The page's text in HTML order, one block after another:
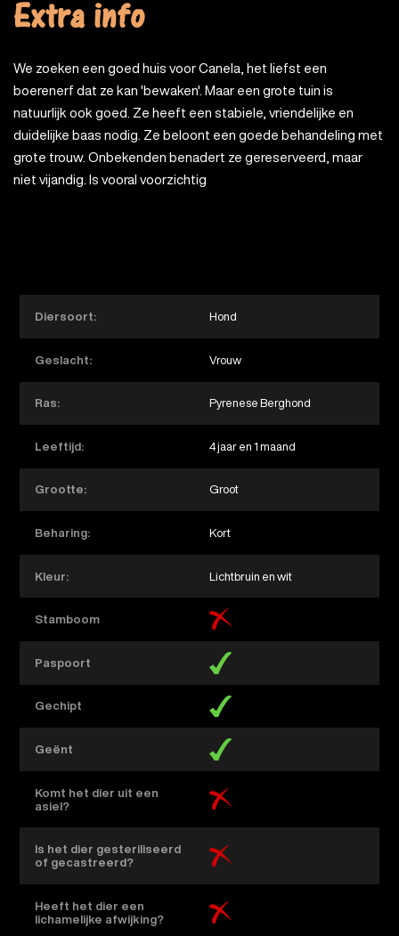
Extra info
We zoeken een goed huis voor Canela, het liefst een
boerenerf dat ze kan 'bewaken'. Maar een grote tuin is
natuurlijk ook goed. Ze heeft een stabiele, vriendelijke en
duidelijke baas nodig. Ze beloont een goede behandeling met
grote trouw. Onbekenden benadert ze gereserveerd, maar
niet vijandig. Is vooral voorzichtig
Diersoort: Hond
Geslacht: Vrouw
Ras: Pyrenese Berghond
Leeftijd: 4 jaar en 1 maand
Grootte: Groot
Beharing: Kort
Kleur: Lichtbruin en wit
Stamboom
Paspoort
Gechipt
Geënt
Komt het dier uit een
asiel?
Is het dier gesteriliseerd
of gecastreerd?
Heeft het dier een
lichamelijke afwijking?